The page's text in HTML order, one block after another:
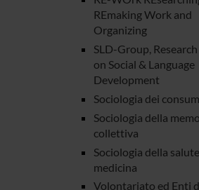
REmaking Work and
Organizing
SLD-Group,
on Social & Language
Development
Sociologia dei
Sociologia della
collettiva
Sociologia della
medicina
Volontariato ed Enti